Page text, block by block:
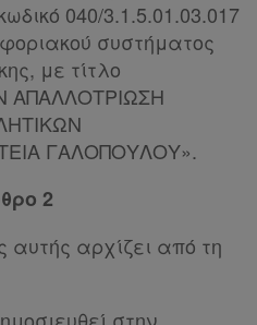
040/3.1.5.01.03.017
συστήματος
με τίτλο
ΑΠΑΛΛΟΤΡΙΩΣΗ
ΓΑΛΟΠΟΥΛΟΥ».
2
αρχίζει από τη